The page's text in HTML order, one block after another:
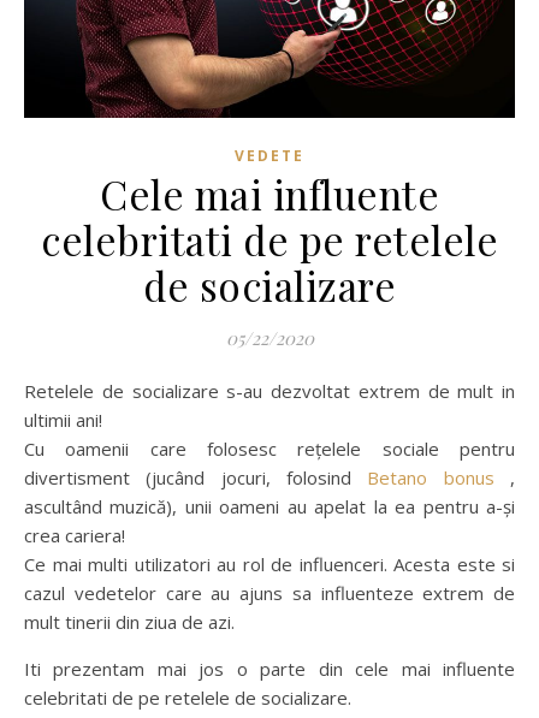
VEDETE
Cele mai influente
celebritati de pe retelele
de socializare
05/22/2020
Retelele de socializare s-au dezvoltat extrem de mult in
ultimii ani!
Cu oamenii care folosesc rețelele sociale pentru
divertisment (jucând jocuri, folosind Betano bonus ,
ascultând muzică), unii oameni au apelat la ea pentru a-și
crea cariera!
Ce mai multi utilizatori au rol de influenceri. Acesta este si
cazul vedetelor care au ajuns sa influenteze extrem de
mult tinerii din ziua de azi.
Iti prezentam mai jos o parte din cele mai influente
celebritati de pe retelele de socializare.